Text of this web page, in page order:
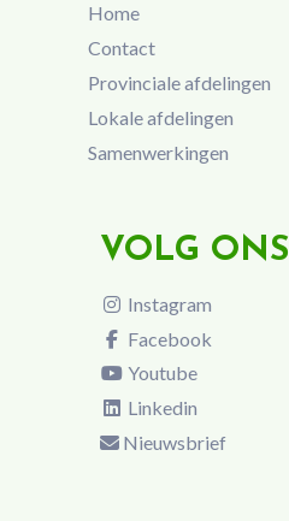
Home
Contact
Provinciale afdelingen
Lokale afdelingen
Samenwerkingen
VOLG ONS
Instagram
Facebook
Youtube
Linkedin
Nieuwsbrief